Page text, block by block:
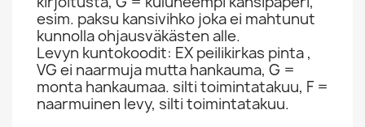
esim. paksu kansivihko joka ei mahtunut
kunnolla ohjausväkästen alle.
Levyn kuntokoodit: EX peilikirkas pinta ,
VG ei naarmuja mutta hankauma, G =
monta hankaumaa. silti toimintatakuu, F =
naarmuinen levy, silti toimintatakuu.